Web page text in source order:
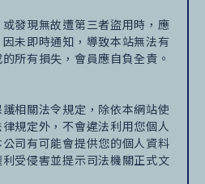
發現無故遭第三者盜用時，應
未即時通知，導致本站無法有
所有損失，會員應自負全責。
相關法令規定，除依本網站使
規定外，不會違法利用您個人
司有可能會提供您的個人資料
受侵害並提示司法機關正式文